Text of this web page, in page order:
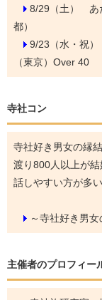
8/29（土） あ
都）
9/23（水・祝
（東京）Over 40
寺社コン
寺社好き男女の縁
渡り800人以上が
話しやすい方が多
～寺社好き男
主催者のプロフィー